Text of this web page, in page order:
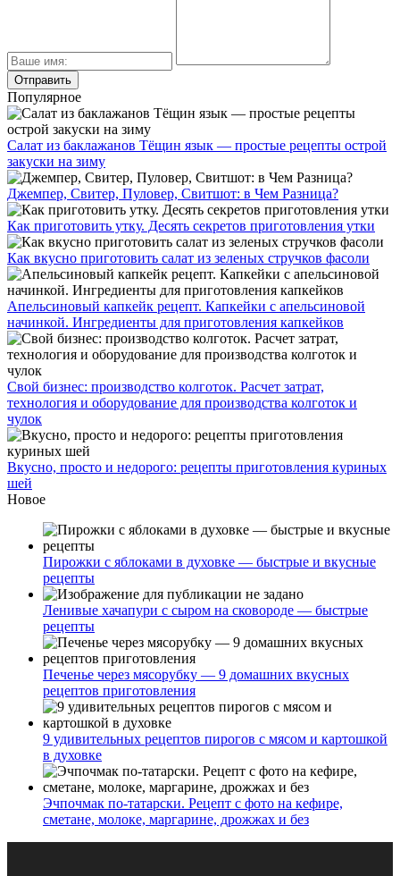
Популярное
Салат из баклажанов Тёщин язык — простые рецепты острой
закуски на зиму
Джемпер, Свитер, Пуловер, Свитшот: в Чем Разница?
Как приготовить утку. Десять секретов приготовления утки
Как вкусно приготовить салат из зеленых стручков фасоли
Апельсиновый капкейк рецепт. Капкейки с апельсиновой
начинкой. Ингредиенты для приготовления капкейков
Свой бизнес: производство колготок. Расчет затрат,
технология и оборудование для производства колготок и
чулок
Вкусно, просто и недорого: рецепты приготовления куриных
шей
Новое
Пирожки с яблоками в духовке — быстрые и вкусные
рецепты
Ленивые хачапури с сыром на сковороде — быстрые
рецепты
Печенье через мясорубку — 9 домашних вкусных
рецептов приготовления
9 удивительных рецептов пирогов с мясом и картошкой
в духовке
Эчпочмак по-татарски. Рецепт с фото на кефире,
сметане, молоке, маргарине, дрожжах и без